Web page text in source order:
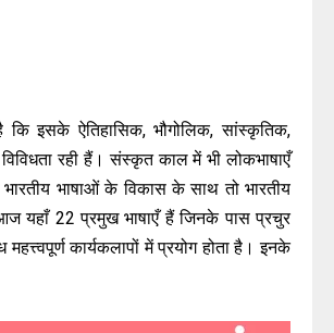
इसके ऐतिहासिक, भौगोलिक, सांस्कृतिक,
रही हैं। संस्कृत काल में भी लोकभाषाएँ
भाषाओं के विकास के साथ तो भारतीय
यहाँ 22 प्रमुख भाषाएँ हैं जिनके पास प्रचुर
कार्यकलापों में प्रयोग होता है। इनके